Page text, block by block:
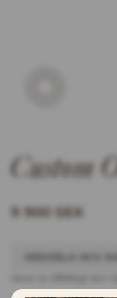
Custom
9 900 SEK